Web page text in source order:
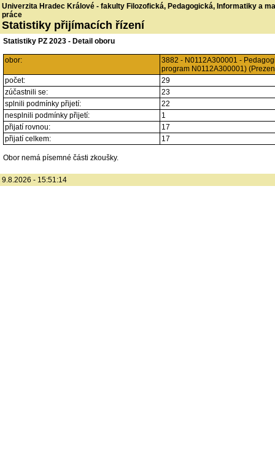
Univerzita Hradec Králové - fakulty Filozofická, Pedagogická, Informatiky a
práce
Statistiky přijímacích řízení
Statistiky PZ 2023 - Detail oboru
obor:
3882 - N0112A300001 -
program N0112A300001)
počet:
29
zúčastnili se:
23
splnili podmínky přijetí:
22
nesplnili podmínky přijetí:
1
přijatí rovnou:
17
přijatí celkem:
17
Obor nemá písemné části zkoušky.
9.8.2026 - 15:51:14